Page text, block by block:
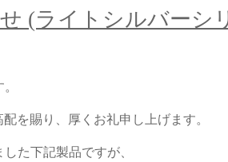
(ライトシルバーシ
を賜り、厚くお礼申し上げます。
た下記製品ですが、